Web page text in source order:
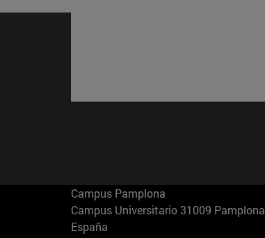
Campus Pamplona
Campus Universitario 31009 Pamplona
España